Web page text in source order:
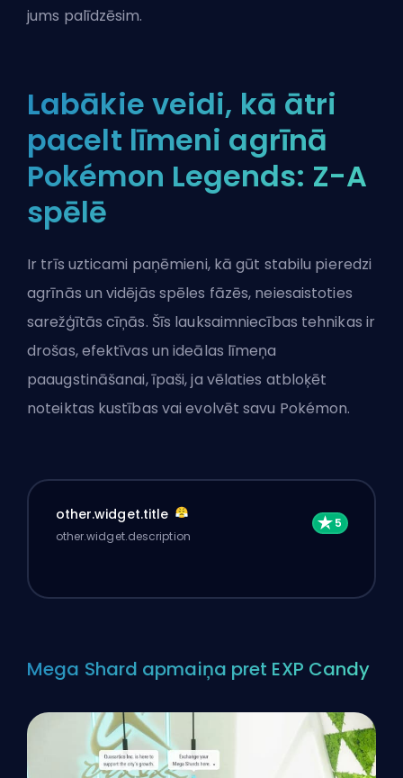
jums palīdzēsim.
Labākie veidi, kā ātri
pacelt līmeni agrīnā
Pokémon Legends: Z-A
spēlē
Ir trīs uzticami paņēmieni, kā gūt stabilu pieredzi
agrīnās un vidējās spēles fāzēs, neiesaistoties
sarežģītās cīņās. Šīs lauksaimniecības tehnikas ir
drošas, efektīvas un ideālas līmeņa
paaugstināšanai, īpaši, ja vēlaties atbloķēt
noteiktas kustības vaievolvēt savu Pokémon.
other.widget.title
other.widget.description
Mega Shard apmaiņa pret EXP Candy